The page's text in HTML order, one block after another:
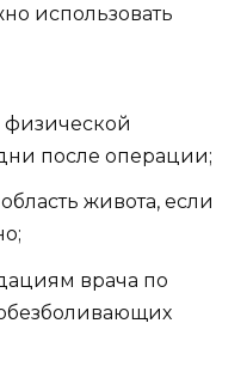
использовать
после операции;
живота, если
врача по